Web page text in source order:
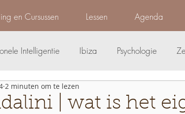
Intelligentie Ibiza Psychologie
Labels
| wat is het
2 minuten om te lezen
en Cursussen Lessen Agenda